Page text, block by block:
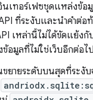
นเทอร์เฟซชุดแหล่งข้อมู
ที่ระงับและนำคำต่อ
เหล่านี้ไม่ได้ขัดแย้ง
อมูลที่ไม่ใช่เว็บอีกต่อไป
ยายระดับบนสุดที่ระงับ